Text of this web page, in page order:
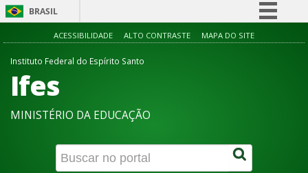
BRASIL
Simplifique!
Canais
ACESSIBILIDADE ALTO CONTRASTE MAPA DO SITE
Instituto Federal do Espírito Santo
Ifes
MINISTÉRIO DA EDUCAÇÃO